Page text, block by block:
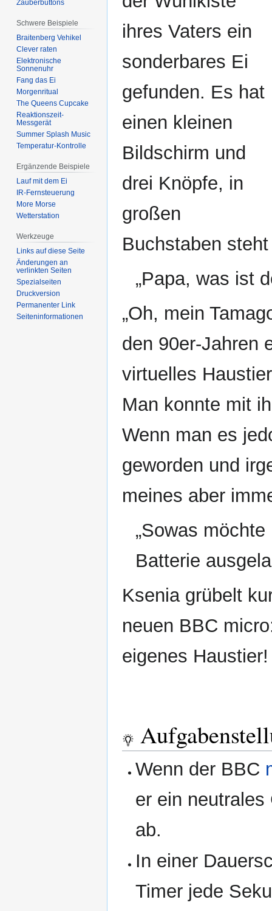
ihres Vaters ein
sonderbares Ei
gefunden. Es hat
einen kleinen
Bildschirm und
drei Knöpfe, in
großen
Buchstaben
„Papa, was ist
„Oh, mein
den 90er-Jahren
virtuelles
Man konnte mit
Wenn man es
geworden und
meines aber
„Sowas
Batterie
Ksenia grübelt
neuen BBC
eigenes
Wenn der BBC
er ein
ab.
In einer
Timer jede
Zauberbuttons
Schwere Beispiele
Braitenberg Vehikel
Clever raten
Elektronische
Sonnenuhr
Fang das Ei
Morgenritual
The Queens Cupcake
Reaktionszeit-
Messgerät
Summer Splash Music
Temperatur-Kontrolle
Ergänzende Beispiele
Lauf mit dem Ei
IR-Fernsteuerung
More Morse
Wetterstation
Werkzeuge
Links auf diese Seite
Änderungen an
verlinkten Seiten
Spezialseiten
Druckversion
Permanenter Link
Seiten­­informationen